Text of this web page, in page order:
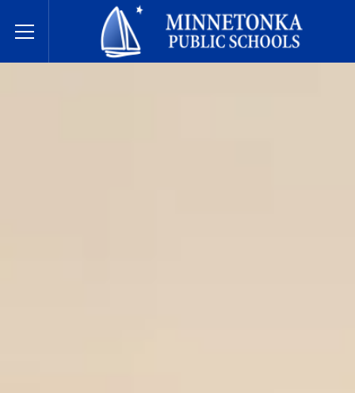
Toggle Menu
Javne škole Minnetonke